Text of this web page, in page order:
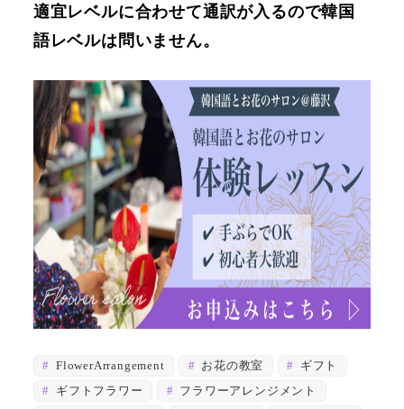
適宜レベルに合わせて通訳が入るので韓国
語レベルは問いません。
FlowerArrangement お花の教室
ギフト
ギフトフラワー
フラワーアレンジメント